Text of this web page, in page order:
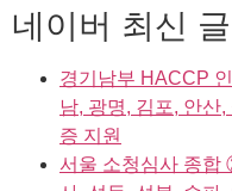
네이버 최신
경기남부 HACCP
남, 광명, 김포, 안산
증 지원
서울 소청심사 종합